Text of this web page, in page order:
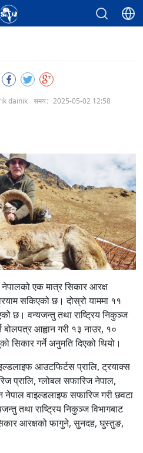
dainik समय：2025-05-02 12:58
नेपालको एक मात्र सिकार आरक्ष
सकिएको छ। दोस्रो याममा ११
छ। वन्यजन्तु तथा राष्ट्रिय निकुञ्ज
आह्वान गरी १३ नाउर, १०
सिकार गर्ने अनुमति दिएको थियो।
आउटफिर्टस प्रालि, ट्रयाक्स
प्रालि, ग्लोबल सफारिज नेपाल,
वाइल्डलाइफ सफारिज गरी छवटा
तथा राष्ट्रिय निकुञ्ज विभागबाट
आरक्षको फागुने, सुनदह, घुस्तुङ,